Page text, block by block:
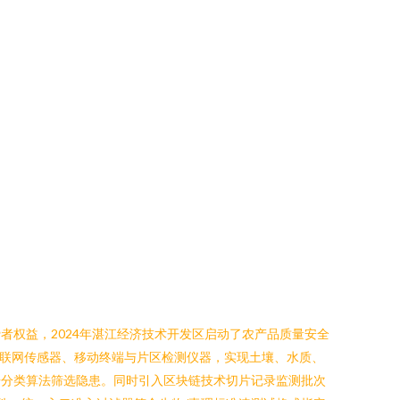
权益，2024年湛江经济技术开发区启动了农产品质量安全
传感器、移动终端与片区检测仪器，实现土壤、水质、
类算法筛选隐患。同时引入区块链技术切片记录监测批次